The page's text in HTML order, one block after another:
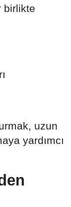
birlikte
uzun
yardımcı